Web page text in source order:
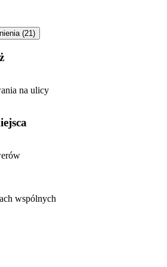
(21)
na ulicy
wspólnych